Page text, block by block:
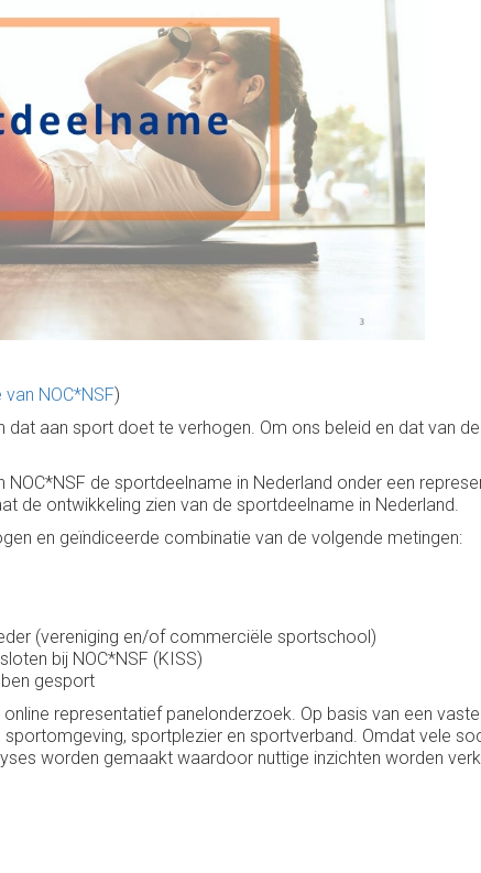
NOC*NSF)
dat aan sport doet te verhogen. Om ons beleid en dat van
de sportdeelname in Nederland onder een
de ontwikkeling zien van de sportdeelname in Nederland.
en geïndiceerde combinatie van de volgende metingen:
(vereniging en/of commerciële sportschool)
bij NOC*NSF (KISS)
gesport
representatief panelonderzoek. Op basis van een
sportplezier en sportverband. Omdat vele
worden gemaakt waardoor nuttige inzichten worden